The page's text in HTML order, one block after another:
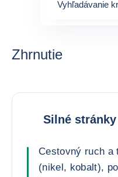
Vyhľadávanie
Zhrnutie
Silné stránky
Cestovný ruch a
(nikel, kobalt),